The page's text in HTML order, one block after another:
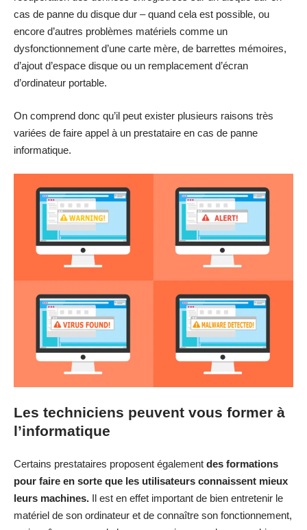
cas de panne du disque dur – quand cela est possible, ou
encore d’autres problèmes matériels comme un
dysfonctionnement d’une carte mère, de barrettes mémoires,
d’ajout d’espace disque ou un remplacement d’écran
d’ordinateur portable.
On comprend donc qu’il peut exister plusieurs raisons très
variées de faire appel à un prestataire en cas de panne
informatique.
Les techniciens peuvent vous former à
l’informatique
Certains prestataires proposent également des formations
pour faire en sorte que les utilisateurs connaissent mieux
leurs machines. Il est en effet important de bien entretenir le
matériel de son ordinateur et de connaître son fonctionnement,